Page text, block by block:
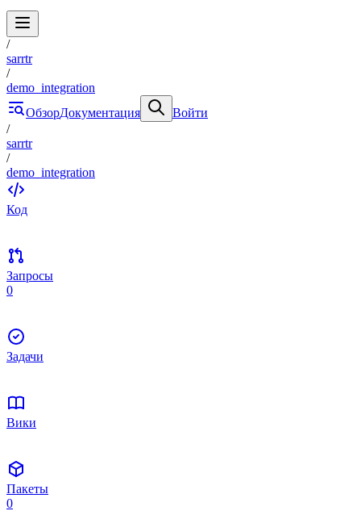
/
sarrtr
/
demo_integration
ОбзорДокументация
Войти
/
sarrtr
/
demo_integration
Код
Запросы
0
Задачи
Вики
Пакеты
0